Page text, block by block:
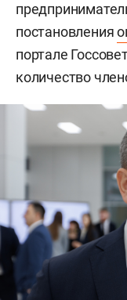
постановления
портале
количество